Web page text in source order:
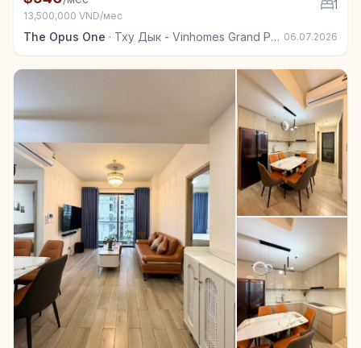
13,500,000 VND/мес
1
The Opus One · Тху Дык - Vinhomes Grand Park 06.07.2026